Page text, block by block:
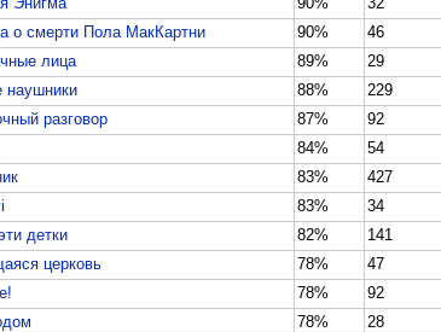
о смерти Пола МакКартни
90%
46
лица
89%
29
наушники
88%
229
разговор
87%
92
84%
54
83%
427
83%
34
детки
82%
141
церковь
78%
47
78%
92
78%
28